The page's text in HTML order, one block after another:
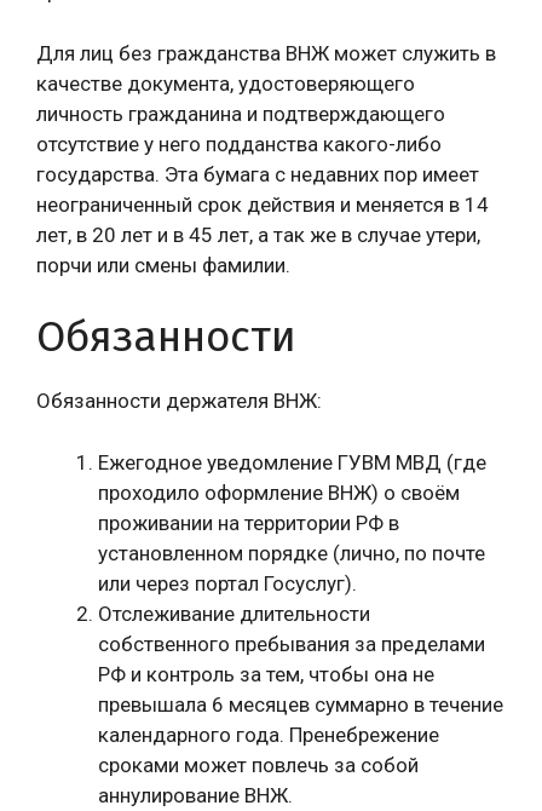
Для лиц без гражданства ВНЖ может служить в
качестве документа, удостоверяющего
личность гражданина и подтверждающего
отсутствие у него подданства какого-либо
государства. Эта бумага с недавних пор имеет
неограниченный срок действия и меняется в 14
лет, в 20 лет и в 45 лет, а так же в случае утери,
порчи или смены фамилии.
Обязанности
Обязанности держателя ВНЖ:
Ежегодное уведомление ГУВМ МВД (где
проходило оформление ВНЖ) о своём
проживании на территории РФ в
установленном порядке (лично, по почте
или через портал Госуслуг).
Отслеживание длительности
собственного пребывания за пределами
РФ и контроль за тем, чтобы она не
превышала 6 месяцев суммарно в течение
календарного года. Пренебрежение
сроками может повлечь за собой
аннулирование ВНЖ.